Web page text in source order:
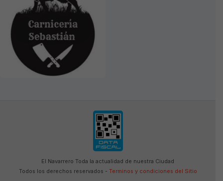
El Navarrero Toda la actualidad de nuestra Ciudad
Todos los derechos reservados - Terminos y condiciones del Sitio